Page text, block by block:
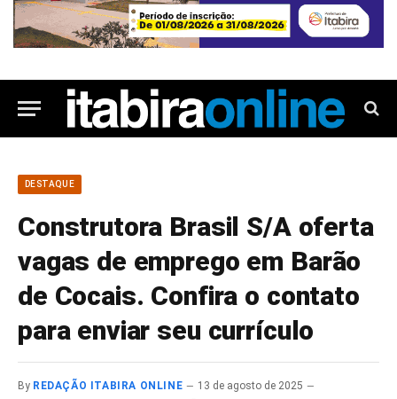
DESTAQUE
Construtora Brasil S/A oferta
vagas de emprego em Barão
de Cocais. Confira o contato
para enviar seu currículo
By REDAÇÃO ITABIRA ONLINE
13 de agosto de 2025